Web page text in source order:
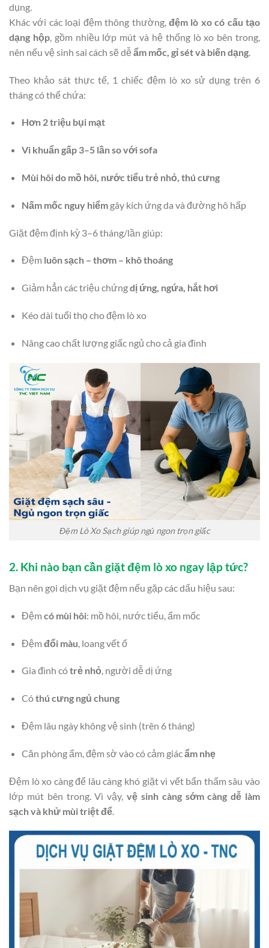
dụng.
Khác với các loại đệm thông thường, đệm lò xo có cấu tạo
dạng hộp, gồm nhiều lớp mút và hệ thống lò xo bên trong,
nên nếu vệ sinh sai cách sẽ dễ ẩm mốc, gỉ sét và biến dạng.
Theo khảo sát thực tế, 1 chiếc đệm lò xo sử dụng trên 6
tháng có thể chứa:
Hơn 2 triệu bụi mạt
Vi khuẩn gấp 3–5 lần so với sofa
Mùi hôi do mồ hôi, nước tiểu trẻ nhỏ, thú cưng
Nấm mốc nguy hiểmgây kích ứng da và đường hô hấp
Giặt đệm định kỳ 3–6 tháng/lần giúp:
Đệm luôn sạch – thơm – khô thoáng
Giảm hẳn các triệu chứngdị ứng, ngứa, hắt hơi
Kéo dài tuổi thọ cho đệm lò xo
Nâng cao chất lượng giấc ngủ cho cả gia đình
Đệm Lò Xo Sạch giúp ngủ ngon trọn giấc
2. Khi nào bạn cần giặt đệm lò xo ngay lập tức?
Bạn nên gọi dịch vụ giặt đệm nếu gặp các dấu hiệu sau:
Đệm có mùi hôi: mồ hôi, nước tiểu, ẩm mốc
Đệm đổi màu , loang vết ố
Gia đình cótrẻ nhỏ, người dễ dị ứng
Cóthú cưng ngủ chung
Đệm lâu ngày không vệ sinh (trên 6 tháng)
Căn phòng ẩm, đệm sờ vào có cảm giácẩm nhẹ
Đệm lò xo càng để lâu càng khó giặt vì vết bẩn thấm sâu vào
lớp mút bên trong. Vì vậy, vệ sinh càng sớm càng dễ làm
sạch và khử mùi triệt để